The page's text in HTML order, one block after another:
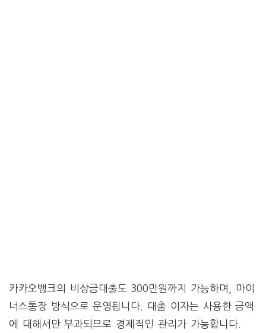
카카오뱅크의 비상금대출도 300만원까지 가능하며, 마이
너스통장 방식으로 운영됩니다. 대출 이자는 사용한 금액
에 대해서만 부과되므로 경제적인 관리가 가능합니다.